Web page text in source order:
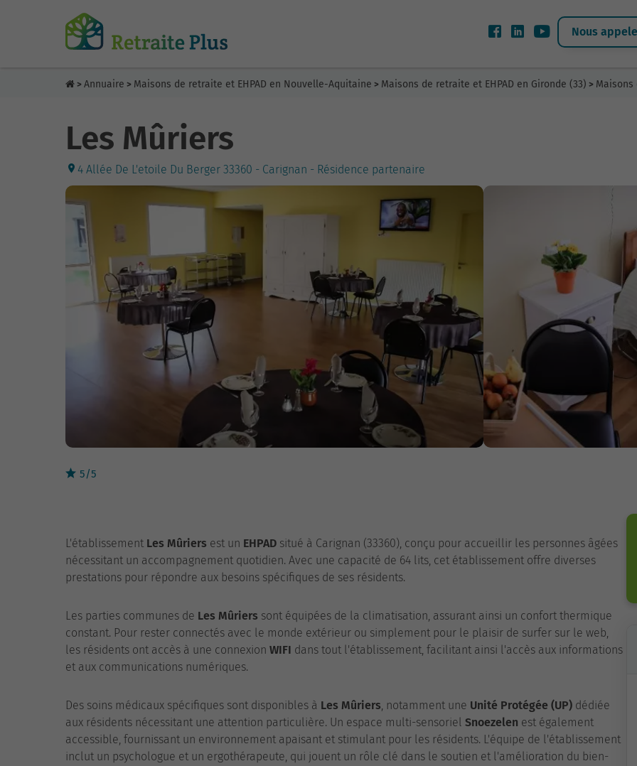
Nous
> Annuaire > Maisons de retraite et EHPAD en Nouvelle-Aquitaine > Maisons de retraite et EHPAD en Gironde (33) > Maisons
Les Mûriers
4 Allée De L'etoile Du Berger 33360 - Carignan - Résidence partenaire
5/5
L'établissement Les Mûriers est un EHPAD situé à Carignan (33360), conçu pour accueillir les personnes âgées
nécessitant un accompagnement quotidien. Avec une capacité de 64 lits, cet établissement offre diverses
prestations pour répondre aux besoins spécifiques de ses résidents.
Les parties communes de Les Mûriers sont équipées de la climatisation, assurant ainsi un confort thermique
constant. Pour rester connectés avec le monde extérieur ou simplement pour le plaisir de surfer sur le web,
les résidents ont accès à une connexion WIFI dans tout l'établissement, facilitant ainsi l'accès aux informations
et aux communications numériques.
Des soins médicaux spécifiques sont disponibles à Les Mûriers, notamment une Unité Protégée (UP) dédiée
aux résidents nécessitant une attention particulière. Un espace multi-sensoriel Snoezelen est également
accessible, fournissant un environnement apaisant et stimulant pour les résidents. L'équipe de l'établissement
inclut un psychologue et un ergothérapeute, qui jouent un rôle clé dans le soutien et l'amélioration du bien-